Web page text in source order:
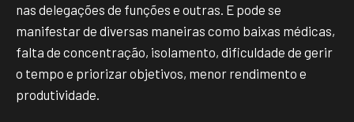
nas delegações de funções e outras. E pode se
manifestar de diversas maneiras como baixas médicas,
falta de concentração, isolamento, dificuldade de gerir
o tempo e priorizar objetivos, menor rendimento e
produtividade.